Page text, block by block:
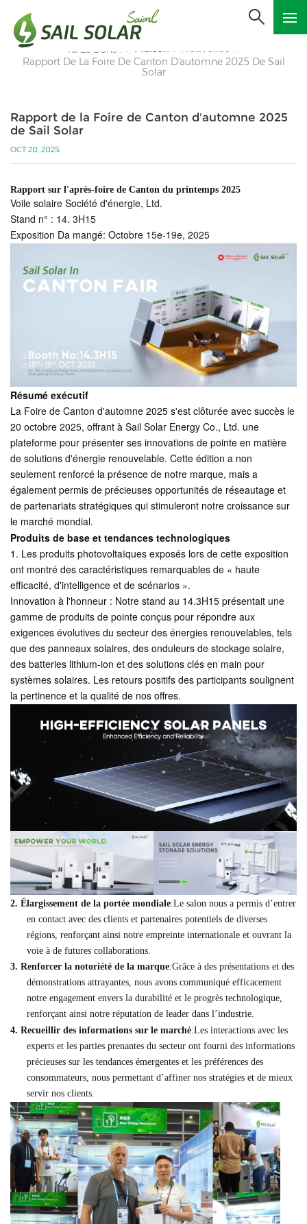
Tu Es Dans : Maison Nouvelles
Rapport De La Foire De Canton D'automne 2025 De Sail
Solar
Rapport de la Foire de Canton d'automne 2025
de Sail Solar
OCT 20, 2025
Rapport sur l'après-foire de Canton du printemps 2025
Voile solaire Société d'énergie, Ltd.
Stand n° : 14. 3H15
Exposition Da mangé: Octobre 15e-19e, 2025
Résumé exécutif
La Foire de Canton d'automne 2025 s'est clôturée avec succès le
20 octobre 2025, offrant à Sail Solar Energy Co., Ltd. une
plateforme pour présenter ses innovations de pointe en matière
de solutions d'énergie renouvelable. Cette édition a non
seulement renforcé la présence de notre marque, mais a
également permis de précieuses opportunités de réseautage et
de partenariats stratégiques qui stimuleront notre croissance sur
le marché mondial.
Produits de base et tendances technologiques
1. Les produits photovoltaïques exposés lors de cette exposition
ont montré des caractéristiques remarquables de « haute
efficacité, d'intelligence et de scénarios ».
Innovation à l'honneur : Notre stand au 14.3H15 présentait une
gamme de produits de pointe conçus pour répondre aux
exigences évolutives du secteur des énergies renouvelables, tels
que des panneaux solaires, des onduleurs de stockage solaire,
des batteries lithium-ion et des solutions clés en main pour
systèmes solaires. Les retours positifs des participants soulignent
la pertinence et la qualité de nos offres.
2. Élargissement de la portée mondiale:Le salon nous a permis d’entrer
en contact avec des clients et partenaires potentiels de diverses
régions, renforçant ainsi notre empreinte internationale et ouvrant la
voie à de futures collaborations.
3. Renforcer la notoriété de la marque:Grâce à des présentations et des
démonstrations attrayantes, nous avons communiqué efficacement
notre engagement envers la durabilité et le progrès technologique,
renforçant ainsi notre réputation de leader dans l’industrie.
4. Recueillir des informations sur le marché:Les interactions avec les
experts et les parties prenantes du secteur ont fourni des informations
précieuses sur les tendances émergentes et les préférences des
consommateurs, nous permettant d’affiner nos stratégies et de mieux
servir nos clients.